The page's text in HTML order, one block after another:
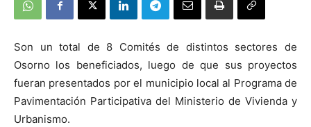
Son un total de 8 Comités de distintos sectores de
Osorno los beneficiados, luego de que sus proyectos
fueran presentados por el municipio local al Programa de
Pavimentación Participativa del Ministerio de Vivienda y
Urbanismo.